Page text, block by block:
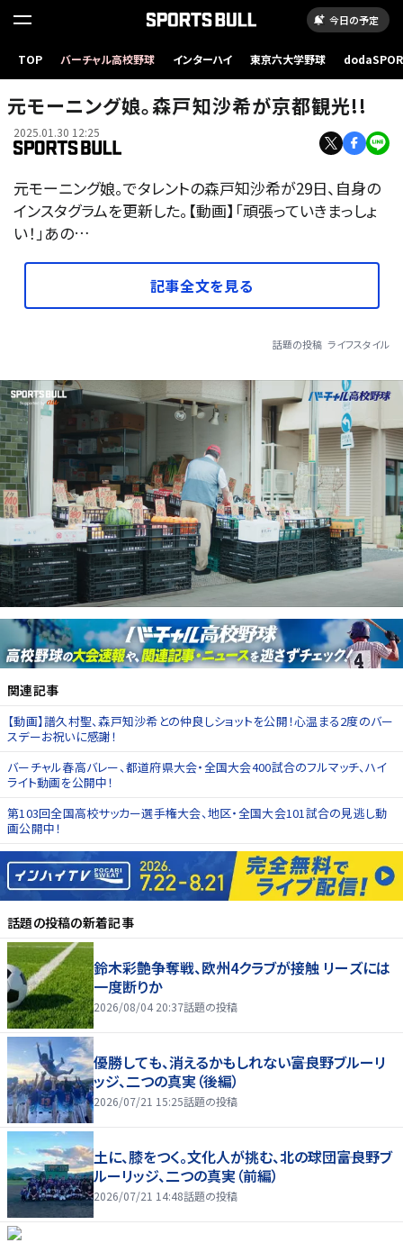
今日の予定
TOP バーチャル高校野球 インターハイ 東京六大学野球
元モーニング娘。森戸知沙希が京都観光!!
2025.01.30 12:25
元モーニング娘。でタレントの森戸知沙希が29日、自身の
インスタグラムを更新した。【動画】「頑張っていきまっしょ
い！」あの…
記事全文を見る
話題の投稿 ライフスタイル
関連記事
【動画】譜久村聖、森戸知沙希との仲良しショットを公開！心温まる2度のバー
スデーお祝いに感謝！
バーチャル春高バレー、都道府県大会・全国大会400試合のフルマッチ、ハイ
ライト動画を公開中！
第103回全国高校サッカー選手権大会、地区・全国大会101試合の見逃し動
画公開中！
話題の投稿の新着記事
鈴木彩艶争奪戦、欧州4クラブが接触 リーズには
一度断りか
2026/08/04 20:37話題の投稿
優勝しても、消えるかもしれない――富良野ブルーリ
ッジ、二つの真実（後編）
2026/07/21 15:25話題の投稿
土に、膝をつく。文化人が挑む、北の球団――富良野ブ
ルーリッジ、二つの真実（前編）
2026/07/21 14:48話題の投稿